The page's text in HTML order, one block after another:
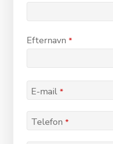
Efternavn *
E-mail *
Telefon *